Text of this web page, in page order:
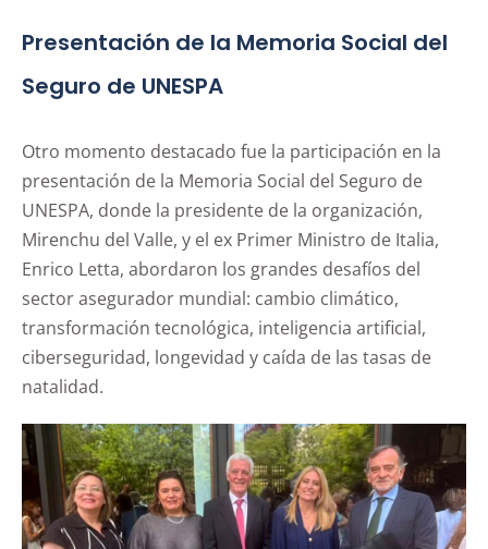
Presentación de la Memoria Social del
Seguro de UNESPA
Otro momento destacado fue la participación en la
presentación de la Memoria Social del Seguro de
UNESPA, donde la presidente de la organización,
Mirenchu del Valle, y el ex Primer Ministro de Italia,
Enrico Letta, abordaron los grandes desafíos del
sector asegurador mundial: cambio climático,
transformación tecnológica, inteligencia artificial,
ciberseguridad, longevidad y caída de las tasas de
natalidad.